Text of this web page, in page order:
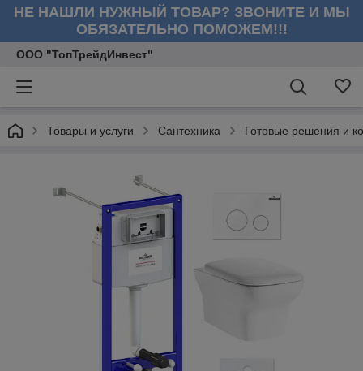
НЕ НАШЛИ НУЖНЫЙ ТОВАР? ЗВОНИТЕ И МЫ
ОБЯЗАТЕЛЬНО ПОМОЖЕМ!!!
ООО "ТопТрейдИнвест"
Товары и услуги Сантехника Готовые решения и